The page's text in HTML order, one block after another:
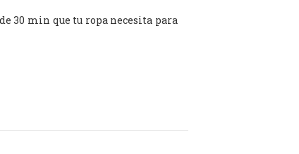
30 min que tu ropa necesita para